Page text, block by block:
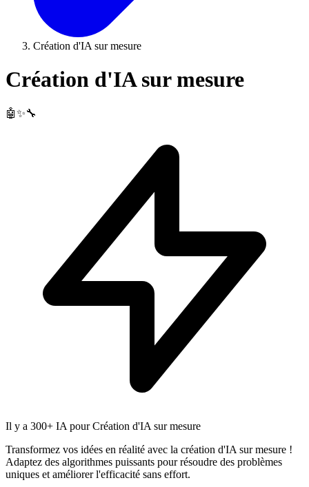
Création d'IA sur mesure
Création d'IA sur mesure
🤖✨🔧
Il y a 300+ IA pour Création d'IA sur mesure
Transformez vos idées en réalité avec la création d'IA sur mesure !
Adaptez des algorithmes puissants pour résoudre des problèmes
uniques et améliorer l'efficacité sans effort.